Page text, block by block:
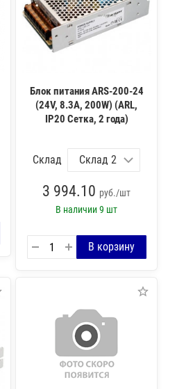
Блок питания ARS-200-24
(24V, 8.3A, 200W) (ARL,
IP20 Сетка, 2 года)
Склад
3 994.10 руб./шт
В наличии9 шт